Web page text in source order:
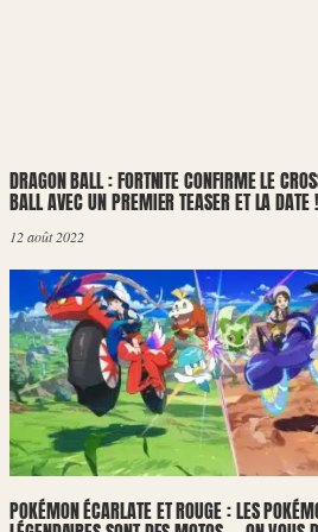
DRAGON BALL : FORTNITE CONFIRME LE
BALL AVEC UN PREMIER TEASER ET LA DATE !
12 août 2022
POKÉMON ÉCARLATE ET ROUGE : LES